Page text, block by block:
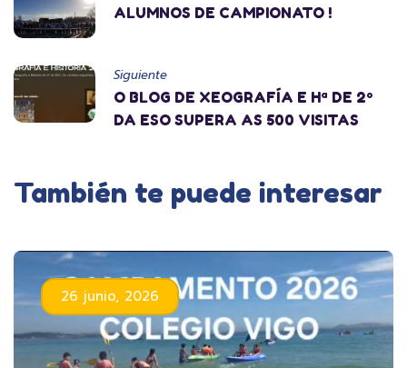
ALUMNOS DE CAMPIONATO !
Siguiente
O BLOG DE XEOGRAFÍA E Hª DE 2º
DA ESO SUPERA AS 500 VISITAS
También te puede interesar
26 junio, 2026